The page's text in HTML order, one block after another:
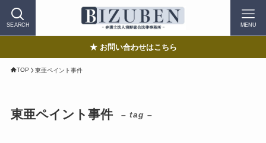
SEARCH MENU
★ お問い合わせはこちら
TOP 東亜ペイント事件
東亜ペイント事件 – tag –